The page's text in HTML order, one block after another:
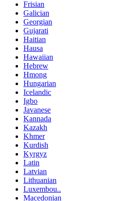
Frisian
Galician
Georgian
Gujarati
Haitian
Hausa
Hawaiian
Hebrew
Hmong
Hungarian
Icelandic
Igbo
Javanese
Kannada
Kazakh
Khmer
Kurdish
Kyrgyz
Latin
Latvian
Lithuanian
Luxembou..
Macedonian